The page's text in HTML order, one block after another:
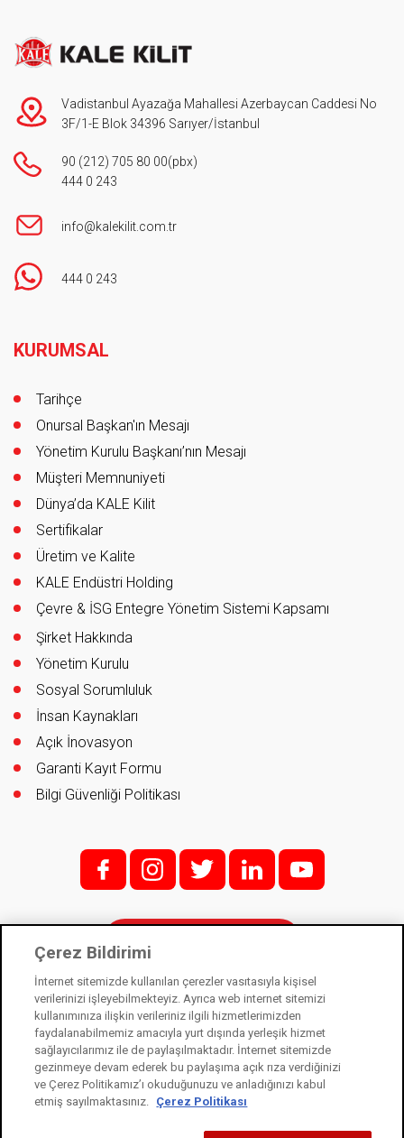
Vadistanbul Ayazağa Mahallesi Azerbaycan Caddesi No
3F/1-E Blok 34396 Sarıyer/İstanbul
90 (212) 705 80 00(pbx)
444 0 243
info@kalekilit.com.tr
444 0 243
KURUMSAL
Tarihçe
Onursal Başkan'ın Mesajı
Yönetim Kurulu Başkanı’nın Mesajı
Müşteri Memnuniyeti
Dünya’da KALE Kilit
Sertifikalar
Üretim ve Kalite
KALE Endüstri Holding
Çevre & İSG Entegre Yönetim Sistemi Kapsamı
Şirket Hakkında
Yönetim Kurulu
Sosyal Sorumluluk
İnsan Kaynakları
Açık İnovasyon
Garanti Kayıt Formu
Bilgi Güvenliği Politikası
f; i; t l y
Kale Kilit bir Kale Endüstri Holding kuruluşudur. © 2021
Kişisel Verilerin Korunması Kanunu
Bilgi Toplumu Hizmetleri
Çerez Kullanım Bildirimi
Çerez Bildirimi
İnternet sitemizde kullanılan çerezler vasıtasıyla kişisel
verilerinizi işleyebilmekteyiz. Ayrıca web internet sitemizi
kullanımınıza ilişkin verileriniz ilgili hizmetlerimizden
faydalanabilmemiz amacıyla yurt dışında yerleşik hizmet
sağlayıcılarımız ile de paylaşılmaktadır. İnternet sitemizde
gezinmeye devam ederek bu paylaşıma açık rıza verdiğinizi
ve Çerez Politikamız’ı okuduğunuzu ve anladığınızı kabul
etmiş sayılmaktasınız. Çerez Politikası